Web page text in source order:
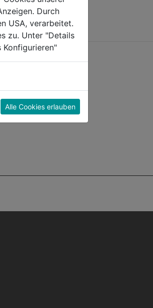
Durch
USA, verarbeitet.
zu. Unter "Details
Alle Cookies erlauben